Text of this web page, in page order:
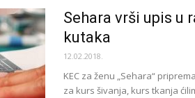
Sehara vrši upis u
kutaka
12.02.2018.
KEC za ženu „Sehara“
za kurs šivanja, kurs tkanja